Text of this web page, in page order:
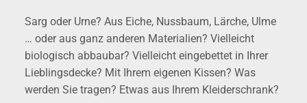
Sarg oder Urne? Aus Eiche, Nussbaum, Lärche, Ulme
… oder aus ganz anderen Materialien? Vielleicht
biologisch abbaubar? Vielleicht eingebettet in Ihrer
Lieblingsdecke? Mit Ihrem eigenen Kissen? Was
werden Sie tragen? Etwas aus Ihrem Kleiderschrank?